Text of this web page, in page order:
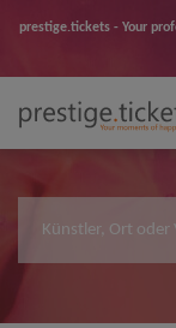
prestige.tickets - Your